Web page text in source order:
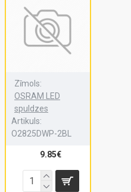
Zīmols:
OSRAM LED
spuldzes
Artikuls:
O2825DWP-2BL
9.85€